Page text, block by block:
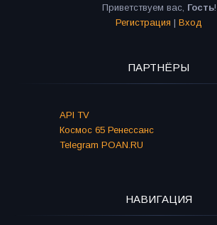
Приветствуем вас, Гость!
Регистрация | Вход
ПАРТНЁРЫ
API TV
Космос 65 Ренессанс
Telegram POAN.RU
НАВИГАЦИЯ